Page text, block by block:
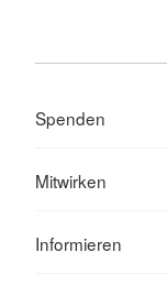
Spenden
Mitwirken
Informieren